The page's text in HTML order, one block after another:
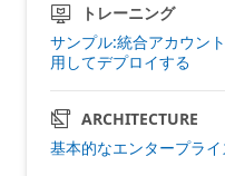
トレーニング
サンプル:統合アカウン
用してデプロイする
ARCHITECTURE
基本的なエンタープラ